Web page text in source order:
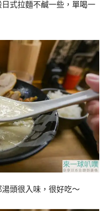
式拉麵不鹹一些，單喝一
頭很入味，很好吃～